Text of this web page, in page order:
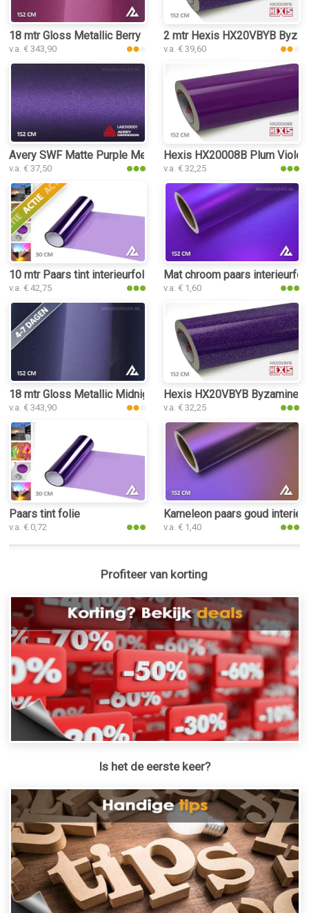
18 mtr Gloss Metallic Berry Purple 3193 interieurfolie
v.a. € 343,90
2 mtr Hexis HX20VBYB
v.a. € 39,60
Avery SWF Matte Purple Metallic interieurfolie
v.a. € 37,50
Hexis HX20008B Plum
v.a. € 32,25
10 mtr Paars tint interieurfolie
v.a. € 42,75
Mat chroom paars
v.a. € 1,60
18 mtr Gloss Metallic Midnight Purple 3204 interieurfolie
v.a. € 343,90
Hexis HX20VBYB Byzamine
v.a. € 32,25
Paars tint folie
v.a. € 0,72
Kameleon paars goud
v.a. € 1,40
Profiteer van korting
Is het de eerste keer?